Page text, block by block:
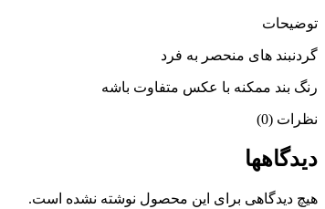
توضیحات
گردنبند های منحصر به فرد
رنگ بند ممکنه با عکس متفاوت باشه
نظرات (0)
دیدگاهها
هیچ دیدگاهی برای این محصول نوشته نشده است.